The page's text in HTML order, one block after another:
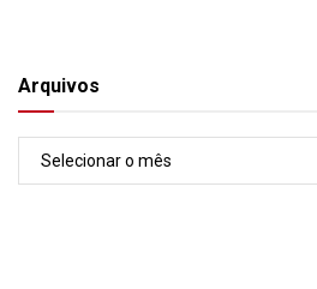
Arquivos